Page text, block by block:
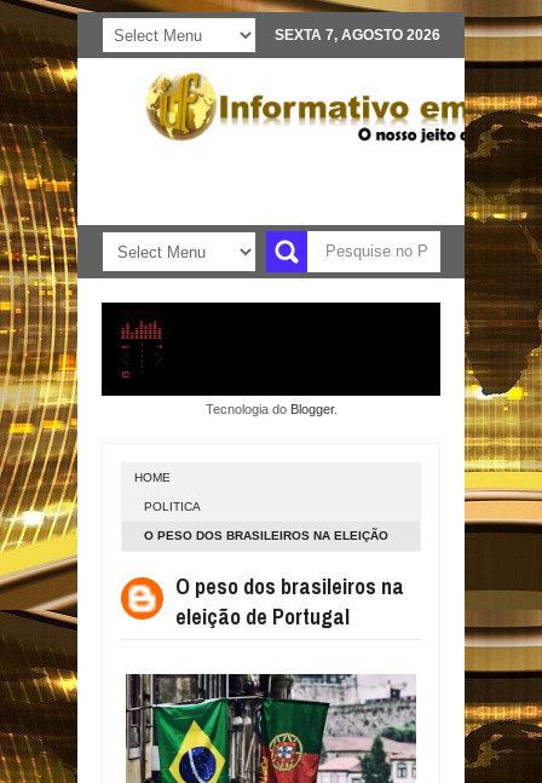
SEXTA 7, AGOSTO 2026
Tecnologia do Blogger.
HOME
POLITICA
O PESO DOS BRASILEIROS NA ELEIÇÃO
O peso dos brasileiros na
eleição de Portugal